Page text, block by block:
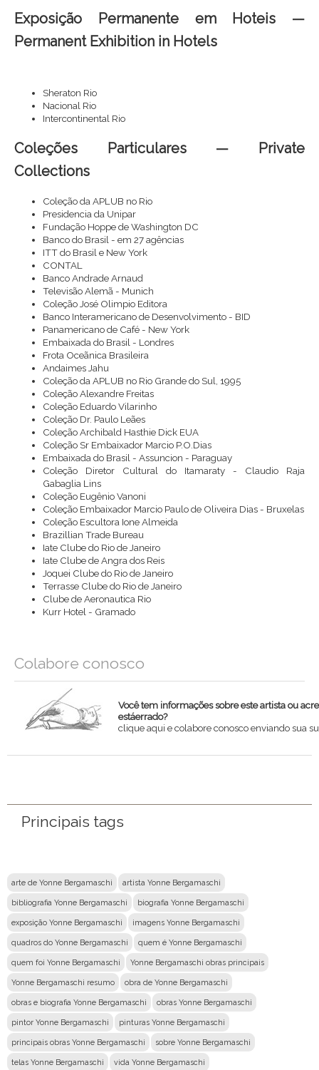
Exposição Permanente em Hoteis —
Permanent Exhibition in Hotels
Sheraton Rio
Nacional Rio
Intercontinental Rio
Coleções Particulares — Private
Collections
Coleção da APLUB no Rio
Presidencia da Unipar
Fundação Hoppe de Washington DC
Banco do Brasil - em 27 agências
ITT do Brasil e New York
CONTAL
Banco Andrade Arnaud
Televisão Alemã - Munich
Coleção José Olimpio Editora
Banco Interamericano de Desenvolvimento - BID
Panamericano de Café - New York
Embaixada do Brasil - Londres
Frota Oceãnica Brasileira
Andaimes Jahu
Coleção da APLUB no Rio Grande do Sul, 1995
Coleção Alexandre Freitas
Coleção Eduardo Vilarinho
Coleção Dr. Paulo Leães
Coleção Archibald Hasthie Dick EUA
Coleção Sr Embaixador Marcio P.O.Dias
Embaixada do Brasil - Assuncion - Paraguay
Coleção Diretor Cultural do Itamaraty - Claudio Raja
Gabaglia Lins
Coleção Eugênio Vanoni
Coleção Embaixador Marcio Paulo de Oliveira Dias - Bruxelas
Coleção Escultora Ione Almeida
Brazillian Trade Bureau
Iate Clube do Rio de Janeiro
Iate Clube de Angra dos Reis
Joquei Clube do Rio de Janeiro
Terrasse Clube do Rio de Janeiro
Clube de Aeronautica Rio
Kurr Hotel - Gramado
Colabore conosco
Você tem informações sobre este artista ou
estáerrado?
clique aqui e colabore conosco enviando sua
Principais tags
arte de Yonne Bergamaschi artista Yonne Bergamaschi
bibliografia Yonne Bergamaschi biografia Yonne Bergamaschi
exposição Yonne Bergamaschi imagens Yonne Bergamaschi
quadros do Yonne Bergamaschi quem é Yonne Bergamaschi
quem foi Yonne Bergamaschi Yonne Bergamaschi obras principais
Yonne Bergamaschi resumo obra de Yonne Bergamaschi
obras e biografia Yonne Bergamaschi obras Yonne Bergamaschi
pintor Yonne Bergamaschi pinturas Yonne Bergamaschi
principais obras Yonne Bergamaschi sobre Yonne Bergamaschi
telas Yonne Bergamaschi vida Yonne Bergamaschi